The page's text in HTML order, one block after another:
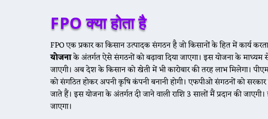
FPO क्या होता है
FPO एक प्रकार का किसान उत्पादक संगठन है जो किसानों के हित में कार्य
योजनाके अंतर्गत ऐसे संगठनों को बढ़ावा दिया जाएगा। इस योजना के माध्यम
जाएगी। अब देश के किसान को खेती में भी कारोबार की तरह लाभ मिलेगा।
को संगठित होकर अपनी कृषि कंपनी बनानी होगी। एफपीओ संगठनों को सरकार
जाते हैं। इस योजना के अंतर्गत दी जाने वाली राशि 3 सालों मैं प्रदान की
जाएगा।